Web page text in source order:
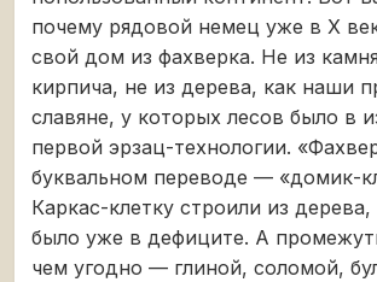
почему рядовой немец уже в Х
свой дом из фахверка. Не из
кирпича, не из дерева, как наши
славяне, у которых лесов было в
первой эрзац-технологии.
буквальном переводе — «домик-
Каркас-клетку строили из дерева,
было уже в дефиците. А
чем угодно — глиной, соломой,